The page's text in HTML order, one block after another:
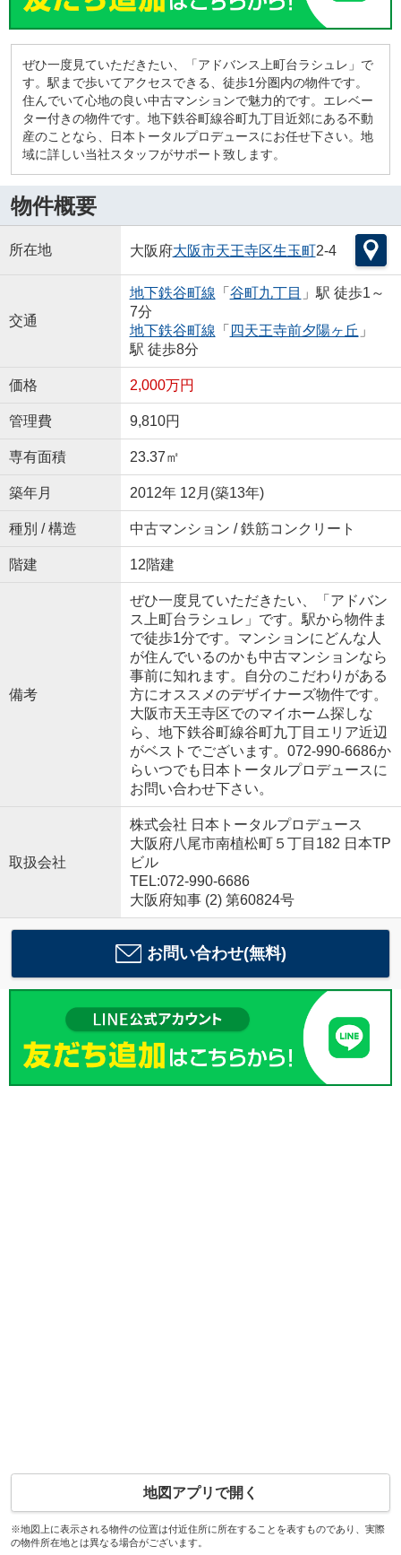
ぜひ一度見ていただきたい、「アドバンス上町台ラシュレ」で
す。駅まで歩いてアクセスできる、徒歩1分圏内の物件です。
住んでいて心地の良い中古マンションで魅力的です。エレベー
ター付きの物件です。地下鉄谷町線谷町九丁目近郊にある不動
産のことなら、日本トータルプロデュースにお任せ下さい。地
域に詳しい当社スタッフがサポート致します。
物件概要
所在地 大阪府大阪市天王寺区生玉町2-4
交通
地下鉄谷町線 「 谷町九丁目 」駅 徒歩1～
7分
地下鉄谷町線 「 四天王寺前夕陽ヶ丘 」
駅 徒歩8分
価格 2,000万円
管理費 9,810円
専有面積 23.37㎡
築年月 2012年 12月(築13年)
種別 / 構造 中古マンション / 鉄筋コンクリート
階建 12階建
備考
ぜひ一度見ていただきたい、「アドバン
ス上町台ラシュレ」です。駅から物件ま
で徒歩1分です。マンションにどんな人
が住んでいるのかも中古マンションなら
事前に知れます。自分のこだわりがある
方にオススメのデザイナーズ物件です。
大阪市天王寺区でのマイホーム探しな
ら、地下鉄谷町線谷町九丁目エリア近辺
がベストでございます。072-990-6686か
らいつでも日本トータルプロデュースに
お問い合わせ下さい。
取扱会社
株式会社 日本トータルプロデュース
大阪府八尾市南植松町５丁目182 日本TP
ビル
TEL:072-990-6686
大阪府知事 (2) 第60824号
お問い合わせ(無料)
地図アプリで開く
※地図上に表示される物件の位置は付近住所に所在することを表すものであり、実際
の物件所在地とは異なる場合がございます。